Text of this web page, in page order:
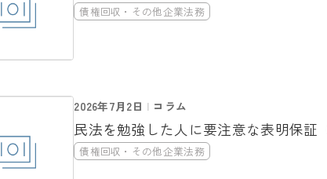
債権回収・その他企業法務
2026年7月2日 コラム
民法を勉強した人に要注意な表明保証
債権回収・その他企業法務